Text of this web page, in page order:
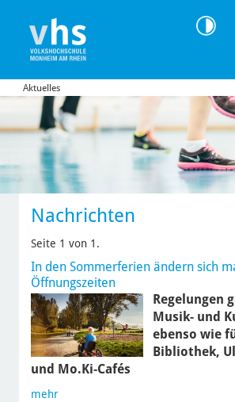
Aktuelles
Nachrichten
Seite 1 von 1.
In den Sommerferien ändern sich
Öffnungszeiten
Regelungen
Musik- und
ebenso wie
Bibliothek,
und Mo.Ki-Cafés
mehr